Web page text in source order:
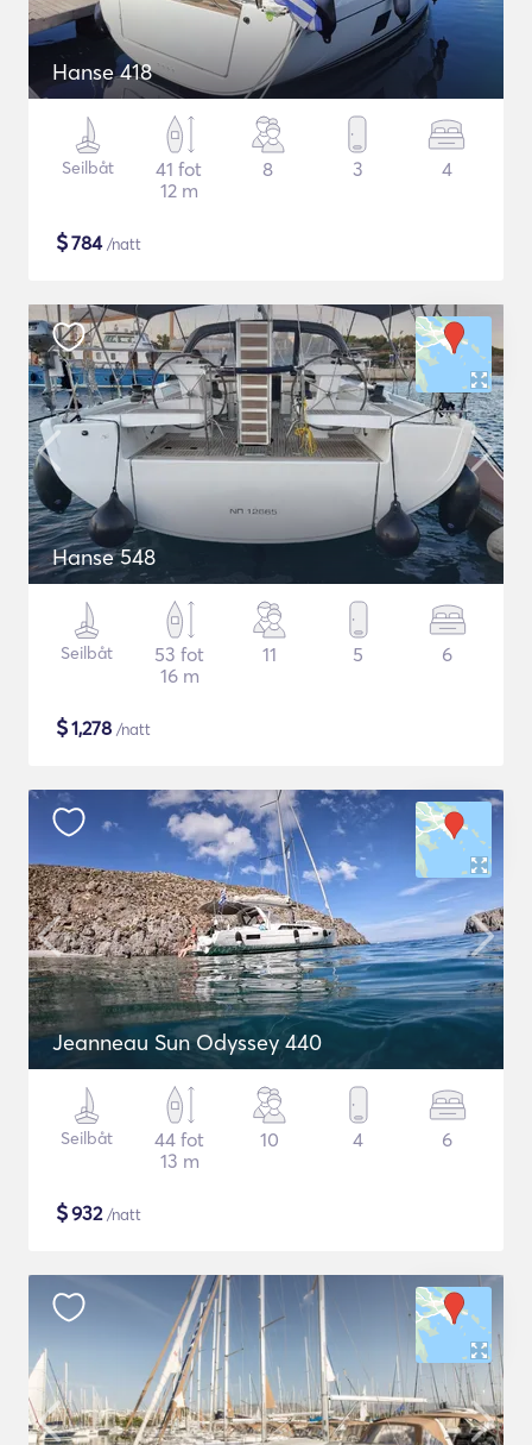
Hanse 418
Seilbåt
41 fot
12 m
8 3 4
$784/natt
Hanse 548
Seilbåt
53 fot
16 m
11 5 6
$1,278 /natt
Jeanneau Sun Odyssey 440
Seilbåt
44 fot
13 m
10 4 6
$932/natt